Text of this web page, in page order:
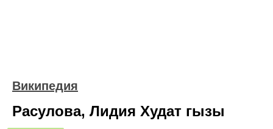
Википедия
Расулова, Лидия Худат гызы